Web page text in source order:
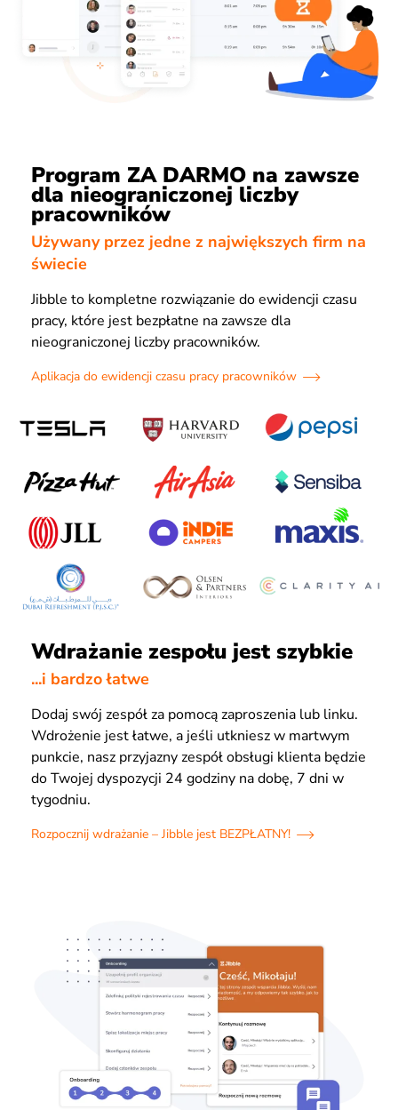
Program ZA DARMO na zawsze
dla nieograniczonej liczby
pracowników
Używany przez jedne z największych firm na
świecie
Jibble to kompletne rozwiązanie do ewidencji czasu
pracy, które jest bezpłatne na zawsze dla
nieograniczonej liczby pracowników.
Aplikacja do ewidencji czasu pracy pracowników
Wdrażanie zespołu jest szybkie
...i bardzo łatwe
Dodaj swój zespół za pomocą zaproszenia lub linku.
Wdrożenie jest łatwe, a jeśli utkniesz w martwym
punkcie, nasz przyjazny zespół obsługi klienta będzie
do Twojej dyspozycji 24 godziny na dobę, 7 dni w
tygodniu.
Rozpocznij wdrażanie – Jibble jest BEZPŁATNY!